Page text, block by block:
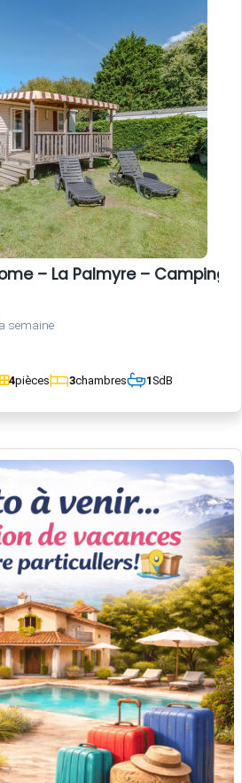
– La Palmyre – Camping
semaine
4pièces 3chambres 1SdB